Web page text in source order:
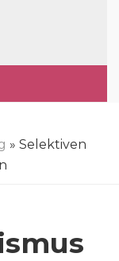
» Selektiven